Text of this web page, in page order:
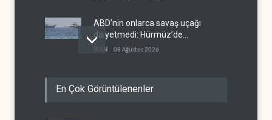
ABD’nin onlarca savaş uçağı
da yetmedi: Hürmüz’de
gemi vuruldu
İRAN 08 Ağustos 2026
'Arap projesi' uyarısı
En Çok Görüntülenenler